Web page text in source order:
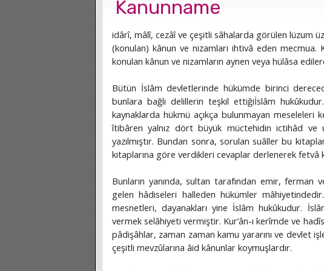
Kanunname
idârî, mâlî, cezâî ve çeşitli sâhalarda görülen lüzum
(konulan) kânun ve nizamları ihtivâ eden
konulan kânun ve nizamların aynen veya hülâsa
Bütün İslâm devletlerinde hükümde birinci
bunlara bağlı delillerin teşkil ettiğiİslâm
kaynaklarda hükmü açıkça bulunmayan meseleleri
îtibâren yalnız dört büyük müctehidin ictihâd ve
yazılmıştır. Bundan sonra, sorulan suâller bu
kitaplarına göre verdikleri cevaplar derlenerek fetvâ
Bunların yanında, sultan tarafından emir, ferman
gelen hâdiseleri halleden hükümler
mesnetleri, dayanakları yine İslâm hukûkudur.
vermek selâhiyeti vermiştir. Kur’ân-ı kerîmde ve
pâdişâhlar, zaman zaman kamu yararını ve devlet
çeşitli mevzûlarına âid kânunlar koymuşlardır.